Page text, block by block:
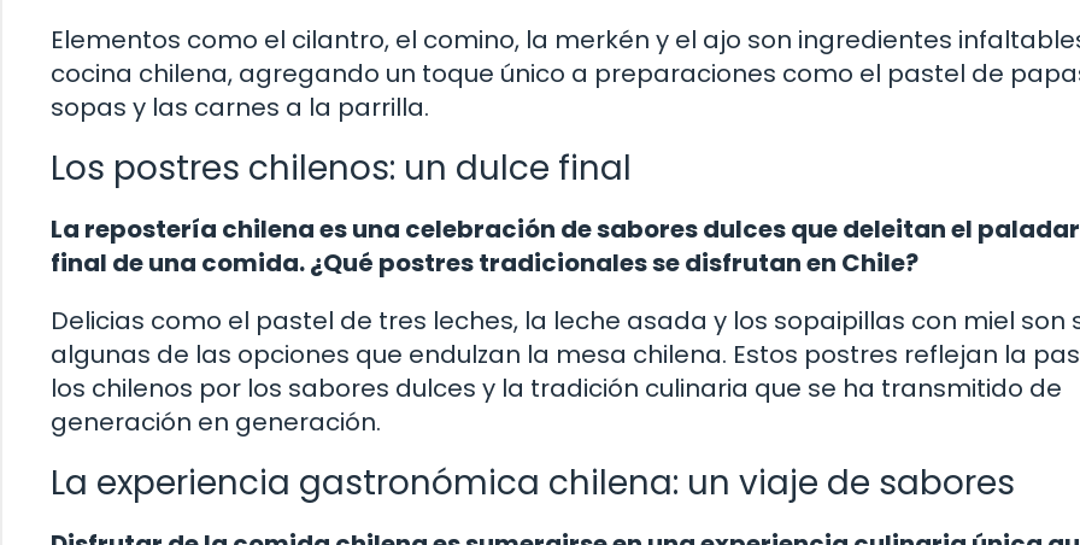
Elementos como el cilantro, el comino, la merkén y el ajo son ingredientes
cocina chilena, agregando un toque único a preparaciones como el pastel de
sopas y las carnes a la parrilla.
Los postres chilenos: un dulce final
La repostería chilena es una celebración de sabores dulces que deleitan el
final de una comida. ¿Qué postres tradicionales se disfrutan en Chile?
Delicias como el pastel de tres leches, la leche asada y los sopaipillas con miel son
algunas de las opciones que endulzan la mesa chilena. Estos postres reflejan la
los chilenos por los sabores dulces y la tradición culinaria que se ha transmitido de
generación en generación.
La experiencia gastronómica chilena: un viaje de sabores